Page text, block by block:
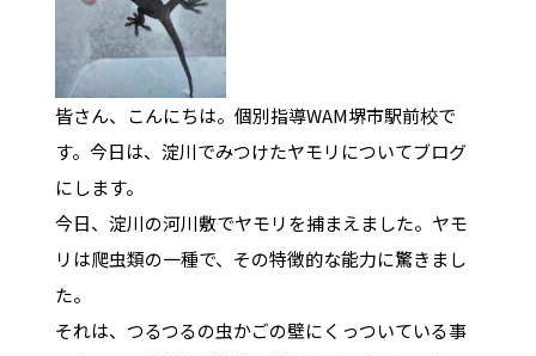
皆さん、こんにちは。個別指導WAM堺市駅前校で
す。今日は、淀川でみつけたヤモリについてブログ
にします。
今日、淀川の河川敷でヤモリを捕まえました。ヤモ
リは爬虫類の一種で、その特徴的な能力に驚きまし
た。
それは、つるつるの虫かごの壁にくっついている事